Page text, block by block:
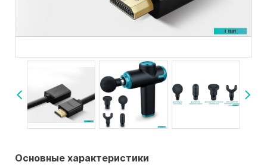
Основные характеристики